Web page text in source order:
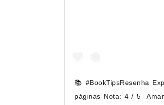
📚 #BookTipsResenha⁣⁣
páginas⁣ Nota: 4 / 5⁣